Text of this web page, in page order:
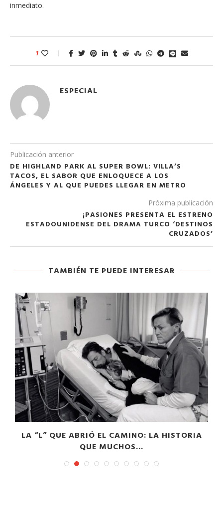
inmediato.
1
ESPECIAL
Publicación anterior
DE HIGHLAND PARK AL SUPER BOWL: VILLA’S
TACOS, EL SABOR QUE ENLOQUECE A LOS
ÁNGELES Y AL QUE PUEDES LLEGAR EN METRO
Próxima publicación
¡PASIONES PRESENTA EL ESTRENO
ESTADOUNIDENSE DEL DRAMA TURCO ‘DESTINOS
CRUZADOS’
TAMBIÉN TE PUEDE INTERESAR
LA “L” QUE ABRIÓ EL CAMINO: LA HISTORIA
QUE MUCHOS...